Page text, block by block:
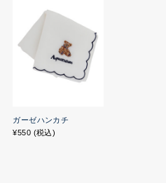
ガーゼハンカチ
¥550 (税込)